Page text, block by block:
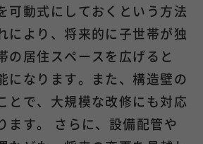
可動式にしておくという方法
により、将来的に子世帯が独
の居住スペースを広げると
になります。また、構造壁の
とで、大規模な改修にも対応
ます。 さらに、設備配管や